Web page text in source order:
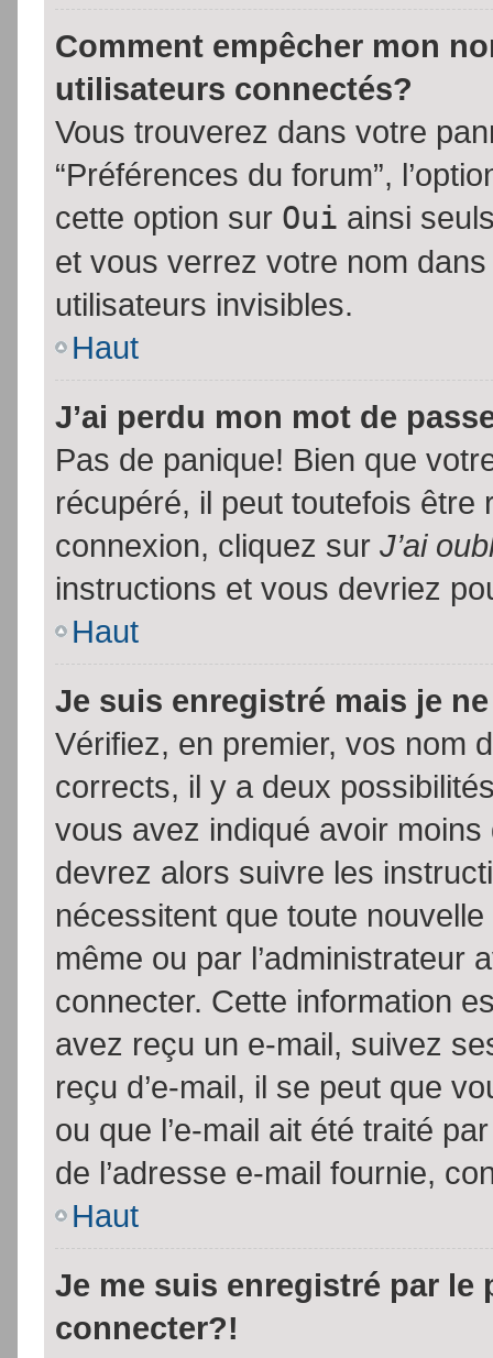
Comment empêcher mon
utilisateurs connectés?
Vous trouverez dans votre
“Préférences du forum”,
cette option sur Oui ainsi
et vous verrez votre nom
utilisateurs invisibles.
Haut
J’ai perdu mon mot de
Pas de panique! Bien que
récupéré, il peut toutefois être
connexion, cliquez sur J’ai
instructions et vous devriez
Haut
Je suis enregistré mais je
Vérifiez, en premier, vos nom
corrects, il y a deux
vous avez indiqué avoir
devrez alors suivre les
nécessitent que toute
même ou par l’administrateur
connecter. Cette information
avez reçu un e-mail, suivez
reçu d’e-mail, il se peut que
ou que l’e-mail ait été traité
de l’adresse e-mail fournie,
Haut
Je me suis enregistré par le
connecter?!